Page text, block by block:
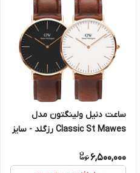
ساعت دنیل ولینگتون مدل
Classic St Mawes رزگلد - سایز
6,500,000